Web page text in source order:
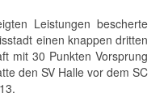
Leistungen bescherte
einen knappen dritten
mit 30 Punkten Vorsprung
den SV Halle vor dem SC